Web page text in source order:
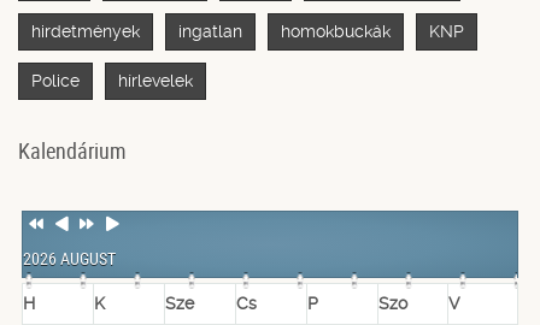
hirdetmények ingatlan homokbuckák KNP
Police hírlevelek
Kalendárium
Previous
Previous
NextNext
2026 AUGUST
H K Sze Cs P Szo
V